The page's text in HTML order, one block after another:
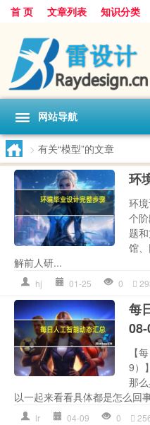
首 页 文章列表 知识分类
网站导航
> 有关“模型”的文章
环
环
个
题
馆
解前人研...
hj 01-25 0
每
08-
【
9）
那
以一起来看看具体都是怎么回
lr 04-09 0